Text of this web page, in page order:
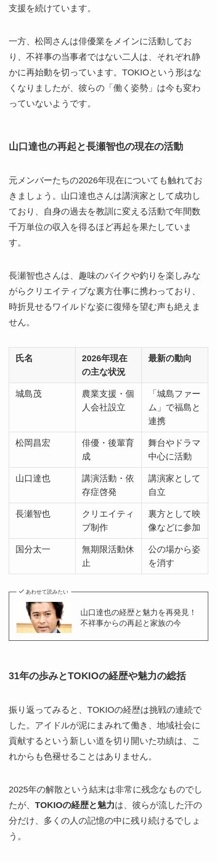
支援を続けています。
一方、松岡さんは俳優業をメインに活動してお
り、不祥事の当事者ではない二人は、それぞれ静
かに再始動を切っています。TOKIOという形はな
くなりましたが、彼らの「働く姿勢」は今も変わ
っていないようです。
山口達也の再起と長瀬智也の現在の活動
元メンバーたちの2026年現在についても触れてお
きましょう。山口達也さんは講演家として成功し
ており、自身の過去を教訓に変える活動で年間数
千万単位の収入を得るほど再起を果たしていま
す。
長瀬智也さんは、趣味のバイクや釣りを楽しみな
がらクリエイティブな裏方仕事に携わっており、
時折見せるワイルドな姿に復帰を望む声も絶えま
せん。
氏名
2026年現在
の主な状況
最新の動向
城島茂
農業支援・個
人会社設立
「城島ファー
ム」で福島と
連携
松岡昌宏
俳優・後輩育
成
舞台やドラマ
中心に活動
山口達也
講演活動・依
存症啓発
講演家として
自立
長瀬智也
クリエイティ
ブ制作
裏方として映
像などに参加
国分太一
無期限活動休
止
公の場から姿
を消す
あわせて読みたい
山口達也の経歴と魅力を再発見！
不祥事からの再起と家族の今
31年の歩みとTOKIOの経歴や魅力の総括
振り返ってみると、TOKIOの経歴は挑戦の連続で
した。アイドルが泥にまみれて働き、地域社会に
貢献するという新しい道を切り開いた功績は、こ
れからも色褪せることはありません。
2025年の解散という結末は非常に残念なものでし
たが、 TOKIOの経歴と魅力は、彼らが流した汗の
分だけ、多くの人の記憶の中に残り続けるでしょ
う。